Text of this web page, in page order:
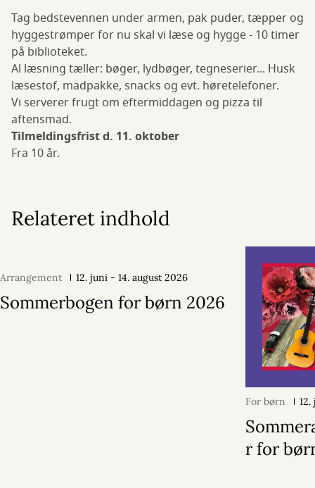
Tag bedstevennen under armen, pak puder, tæpper og
hyggestrømper for nu skal vi læse og hygge - 10 timer
på biblioteket.
Al læsning tæller: bøger, lydbøger, tegneserier... Husk
læsestof, madpakke, snacks og evt. høretelefoner.
Vi serverer frugt om eftermiddagen og pizza til
aftensmad.
Tilmeldingsfrist d. 11. oktober
Fra 10 år.
Relateret indhold
Arrangement 12. juni - 14. august 2026
Sommerbogen for børn 2026
For børn
r for